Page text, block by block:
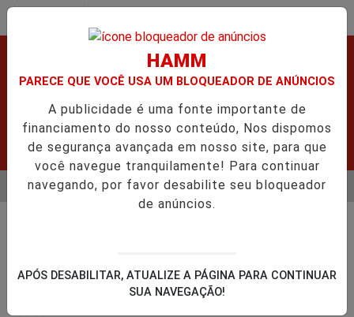
APÓS GRAVE ACIDENTE. URGENTE! LATAM EM JI-
MENU
Ariquemes RO Suspeito foi preso e falou o
HAMM
PARECE QUE VOCÊ USA UM BLOQUEADOR DE ANÚNCIOS
A publicidade é uma fonte importante de
financiamento do nosso conteúdo, Nos dispomos
de segurança avançada em nosso site, para que
você navegue tranquilamente! Para continuar
navegando, por favor desabilite seu bloqueador
de anúncios.
APÓS DESABILITAR, ATUALIZE A PÁGINA PARA CONTINUAR
SUA NAVEGAÇÃO!